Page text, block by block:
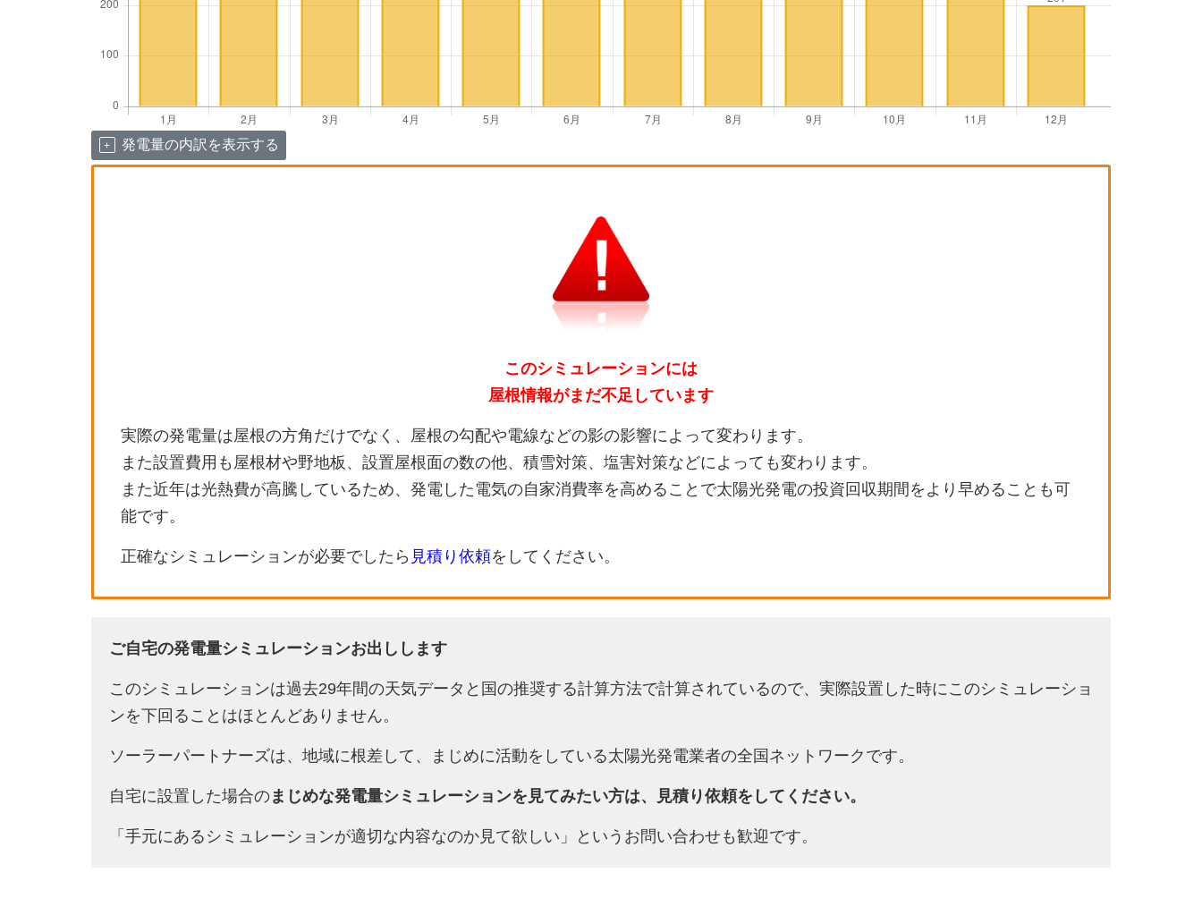
発電量の内訳を表示する
このシミュレーションには
屋根情報がまだ不足しています
実際の発電量は屋根の方角だけでなく、屋根の勾配や電線などの影の影響によって変わります。
また設置費用も屋根材や野地板、設置屋根面の数の他、積雪対策、塩害対策などによっても変わります。
また近年は光熱費が高騰しているため、発電した電気の自家消費率を高めることで太陽光発電の投資回収期間をより早めることも可
能です。
正確なシミュレーションが必要でしたら 見積り依頼をしてください。
ご自宅の発電量シミュレーションお出しします
このシミュレーションは過去29年間の天気データと国の推奨する計算方法で計算されているので、実際設置した時にこのシミュレーショ
ンを下回ることはほとんどありません。
ソーラーパートナーズは、地域に根差して、まじめに活動をしている太陽光発電業者の全国ネットワークです。
自宅に設置した場合のまじめな発電量シミュレーションを見てみたい方は、見積り依頼をしてください。
「手元にあるシミュレーションが適切な内容なのか見て欲しい」というお問い合わせも歓迎です。